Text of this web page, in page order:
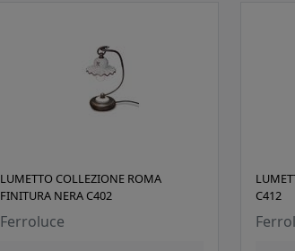
LUMETTO COLLEZIONE ROMA
FINITURA NERA C402
Ferroluce
C412